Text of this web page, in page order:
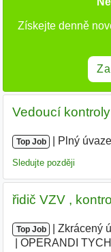
Získejte denně
Vedoucí kontroly
Top Job Plný
Sledujte později
řidič VZV ,
Top Job Zkrácený
OPERANDI